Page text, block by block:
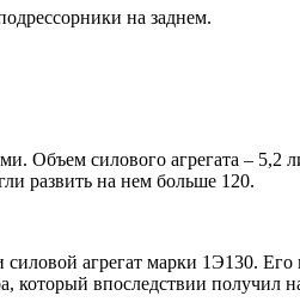
на заднем.
Объем силового агрегата – 5,2
развить на нем больше 120.
агрегат марки 1Э130. Его
который впоследствии получил